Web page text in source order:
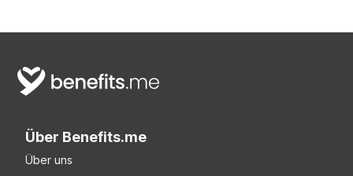
Über Benefits.me
Über uns